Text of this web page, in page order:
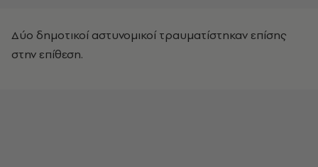
Δύο δημοτικοί αστυνομικοί τραυματίστηκαν επίσης
στην επίθεση.